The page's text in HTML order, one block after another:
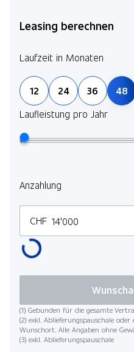
Leasing berechnen
Laufzeit in Monaten
12 24 36 48
Laufleistung pro Jahr
Anzahlung
CHF
(1) Gebunden für die gesamte
(2) exkl. Ablieferungspauschale
Wunschort. Alle Angaben ohne
(3) exkl. Ablieferungspauschale